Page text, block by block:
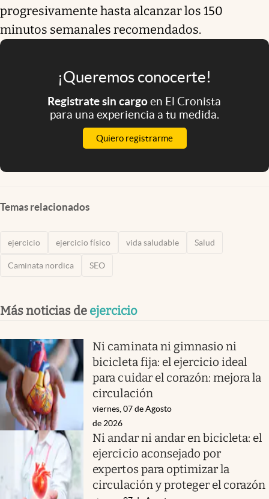
progresivamente hasta alcanzar los 150
minutos semanales recomendados.
¡Queremos conocerte!
Registrate sin cargoen El Cronista
para una experiencia a tu medida.
Quiero registrarme
Temas relacionados
ejercicio ejercicio físico vida saludable Salud
Caminata nordica SEO
Más noticias de ejercicio
Ni caminata ni gimnasio ni
bicicleta fija: el ejercicio ideal
para cuidar el corazón: mejora la
circulación
viernes, 07 de Agosto
de 2026
Ni andar ni andar en bicicleta: el
ejercicio aconsejado por
expertos para optimizar la
circulación y proteger el corazón